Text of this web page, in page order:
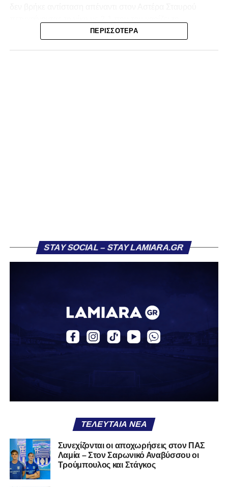
πρωτάθλημα και την πρόκριση στην επόμενη φάση!
ευκαιρία, η Λαμία κατάφερε να ανοίξει το σκορ. Στο 26’,
Το γκολ αυτό άλλαξε τη ροή του αγώνα, δίνοντας
ψυχολογία στη Λαμία που άρχισε να κρατά περισσότερο
την κατοχή. Τα Τρίκαλα προσπάθησαν να αντιδράσουν,
χωρίς όμως να δημιουργούν ουσιαστικές ευκαιρίες,
καθώς η άμυνα των παικτών του Βαγγέλη Στουρνάρα
μέρους, το ενδιαφέρον μεταφέρθηκε κυρίως στην εξέδρα,
Στο 45’ σημειώθηκε ένταση μετά από σκληρό μαρκάρισμα,
με τον διαιτητή να δείχνει κίτρινες κάρτες και στις δύο
πλευρές, χωρίς όμως να αλλάξει κάτι στο σκορ.
Το δεύτερο ημίχρονο ξεκίνησε σε παρόμοιο ρυθμό, ενώ το
δεύτερο γκολ της Ελασσόνας σε άλλο παιχνίδι μείωσε
ακόμη περισσότερο το ενδιαφέρον της αναμέτρησης. Στο
ΠΕΡΙΣΣΌΤΕΡΑ
STAY SOCIAL – STAY LAMIARA.GR
ΤΕΛΕΥΤΑΊΑ ΝΈΑ
Συνεχίζονται οι αποχωρήσεις στον ΠΑΣ
Λαμία – Στον Σαρωνικό Αναβύσσου οι
Τρούμπουλος και Στάγκος